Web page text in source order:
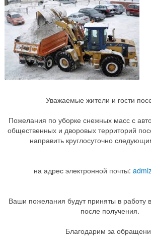
Уважаемые жители и гости
Пожелания по уборке снежных масс с
общественных и дворовых территорий
направить круглосуточно
на адрес электронной почты:
Ваши пожелания будут приняты в работу
после получения.
Благодарим за